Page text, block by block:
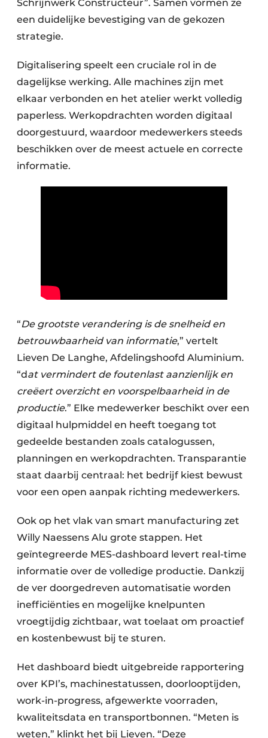
Schrijnwerk Constructeur”. Samen vormen ze
een duidelijke bevestiging van de gekozen
strategie.
Digitalisering speelt een cruciale rol in de
dagelijkse werking. Alle machines zijn met
elkaar verbonden en het atelier werkt volledig
paperless. Werkopdrachten worden digitaal
doorgestuurd, waardoor medewerkers steeds
beschikken over de meest actuele en correcte
informatie.
“De grootste verandering is de snelheid en
betrouwbaarheid van informatie,” vertelt
Lieven De Langhe, Afdelingshoofd Aluminium.
“dat vermindert de foutenlast aanzienlijk en
creëert overzicht en voorspelbaarheid in de
productie.” Elke medewerker beschikt over een
digitaal hulpmiddel en heeft toegang tot
gedeelde bestanden zoals catalogussen,
planningen en werkopdrachten. Transparantie
staat daarbij centraal: het bedrijf kiest bewust
voor een open aanpak richting medewerkers.
Ook op het vlak van smart manufacturing zet
Willy Naessens Alu grote stappen. Het
geïntegreerde MES-dashboard levert real-time
informatie over de volledige productie. Dankzij
de ver doorgedreven automatisatie worden
inefficiënties en mogelijke knelpunten
vroegtijdig zichtbaar, wat toelaat om proactief
en kostenbewust bij te sturen.
Het dashboard biedt uitgebreide rapportering
over KPI’s, machinestatussen, doorlooptijden,
work-in-progress, afgewerkte voorraden,
kwaliteitsdata en transportbonnen. “Meten is
weten,” klinkt het bij Lieven. “Deze